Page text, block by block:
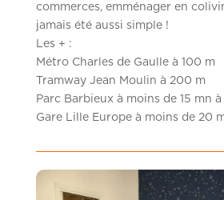
commerces, emménager en
jamais été aussi simple !
Les + :
Métro Charles de Gaulle à 100 m
Tramway Jean Moulin à 200 m
Parc Barbieux à moins de 15 mn à
Gare Lille Europe à moins de 20